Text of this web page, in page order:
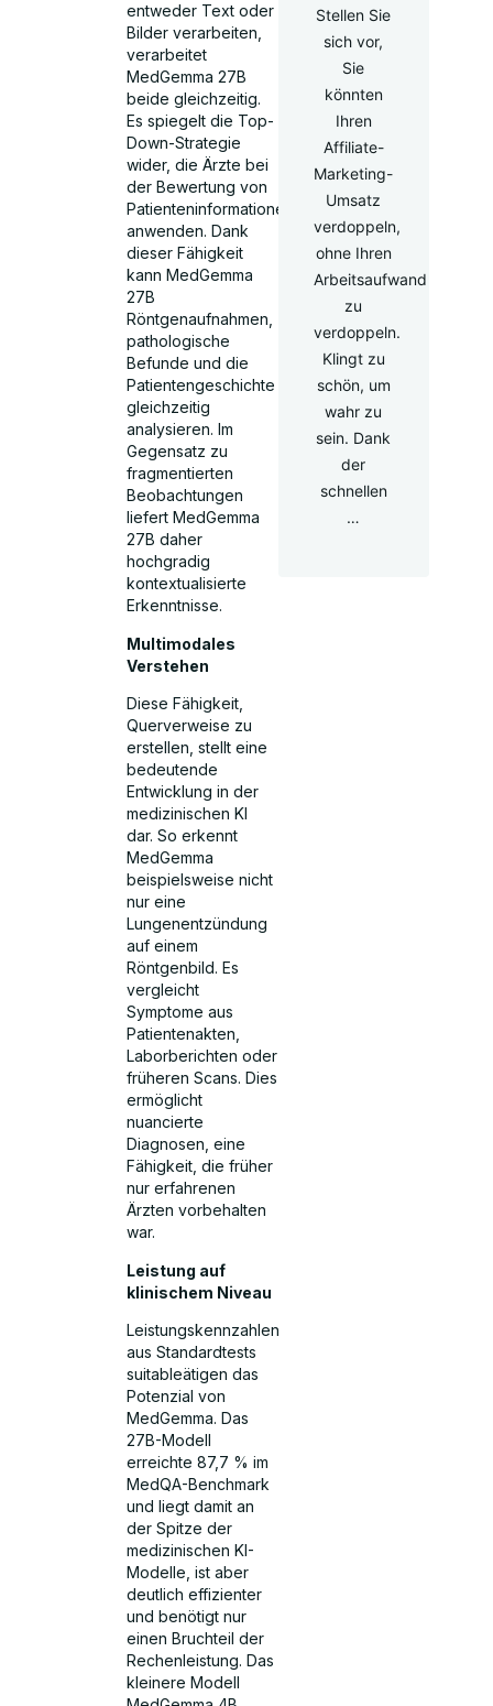
entweder Text oder
Bilder verarbeiten,
verarbeitet
MedGemma 27B
beide gleichzeitig.
Es spiegelt die Top-
Down-Strategie
wider, die Ärzte bei
der Bewertung von
Patienteninformationen
anwenden. Dank
dieser Fähigkeit
kann MedGemma
27B
Röntgenaufnahmen,
pathologische
Befunde und die
Patientengeschichte
gleichzeitig
analysieren. Im
Gegensatz zu
fragmentierten
Beobachtungen
liefert MedGemma
27B daher
hochgradig
kontextualisierte
Erkenntnisse.
Multimodales
Verstehen
Diese Fähigkeit,
Querverweise zu
erstellen, stellt eine
bedeutende
Entwicklung in der
medizinischen KI
dar. So erkennt
MedGemma
beispielsweise nicht
nur eine
Lungenentzündung
auf einem
Röntgenbild. Es
vergleicht
Symptome aus
Patientenakten,
Laborberichten oder
früheren Scans. Dies
ermöglicht
nuancierte
Diagnosen, eine
Fähigkeit, die früher
nur erfahrenen
Ärzten vorbehalten
war.
Leistung auf
klinischem Niveau
Leistungskennzahlen
aus Standardtests
suitableätigen das
Potenzial von
MedGemma. Das
27B-Modell
erreichte 87,7 % im
MedQA-Benchmark
und liegt damit an
der Spitze der
medizinischen KI-
Modelle, ist aber
deutlich effizienter
und benötigt nur
einen Bruchteil der
Rechenleistung. Das
kleinere Modell
Stellen Sie
sich vor,
Sie
könnten
Ihren
Affiliate-
Marketing-
Umsatz
verdoppeln,
ohne Ihren
Arbeitsaufwand
zu
verdoppeln.
Klingt zu
schön, um
wahr zu
sein. Dank
der
schnellen
…